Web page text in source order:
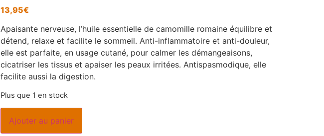
13,95€
Apaisante nerveuse, l’huile essentielle de camomille romaine équilibre et
détend, relaxe et facilite le sommeil. Anti-inflammatoire et anti-douleur,
elle est parfaite, en usage cutané, pour calmer les démangeaisons,
cicatriser les tissus et apaiser les peaux irritées. Antispasmodique, elle
facilite aussi la digestion.
Plus que 1 en stock
Ajouter au panier